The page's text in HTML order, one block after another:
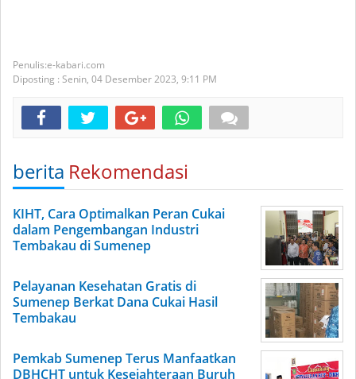
e-kabari.com
Diposting : Senin, 04 Desember 2023, 9:11 PM
berita Rekomendasi
KIHT, Cara Optimalkan Peran Cukai
dalam Pengembangan Industri
Tembakau di Sumenep
Pelayanan Kesehatan Gratis di
Sumenep Berkat Dana Cukai Hasil
Tembakau
Pemkab Sumenep Terus Manfaatkan
DBHCHT untuk Kesejahteraan Buruh